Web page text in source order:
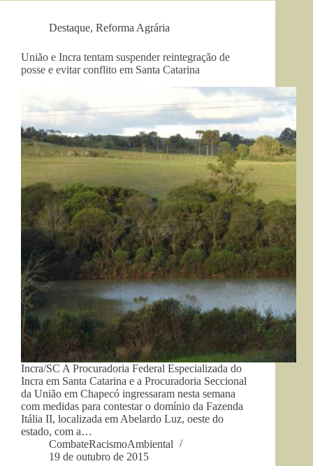
Destaque, Reforma Agrária
União e Incra tentam suspender reintegração de
posse e evitar conflito em Santa Catarina
Incra/SC A Procuradoria Federal Especializada do
Incra em Santa Catarina e a Procuradoria Seccional
da União em Chapecó ingressaram nesta semana
com medidas para contestar o domínio da Fazenda
Itália II, localizada em Abelardo Luz, oeste do
estado, com a…
CombateRacismoAmbiental
19 de outubro de 2015